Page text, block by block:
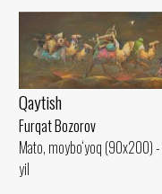
Qaytish
Furqat Bozorov
Mato, moybo‘yoq (90x200)
yil